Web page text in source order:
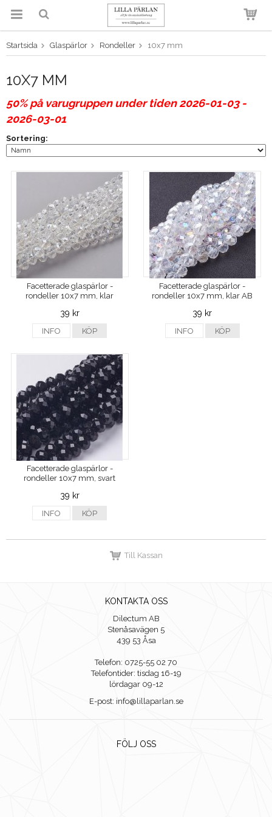
Produkten har blivit tillagd i
varukorgen
Startsida Glaspärlor Rondeller 10x7 mm
10X7 MM
50% på varugruppen under tiden 2026-01-03 -
2026-03-01
Sortering:
Facetterade glaspärlor -
rondeller 10x7 mm, klar
39 kr
INFO KÖP
Facetterade glaspärlor -
rondeller 10x7 mm, klar AB
39 kr
INFO KÖP
Facetterade glaspärlor -
rondeller 10x7 mm, svart
39 kr
INFO KÖP
Till Kassan
KONTAKTA OSS
Dilectum AB
Stenåsavägen 5
439 53 Åsa
Telefon: 0725-55 02 70
Telefontider: tisdag 16-19
lördagar 09-12
E-post: info@lillaparlan.se
FÖLJ OSS